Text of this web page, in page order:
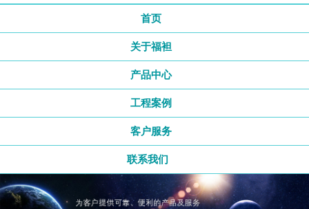
首页
关于福袒
产品中心
工程案例
客户服务
联系我们